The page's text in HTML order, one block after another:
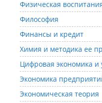
Физическая
Философия
Финансы и кредит
Химия и методика ее
Цифровая экономика и
Экономика
Экономическая теория